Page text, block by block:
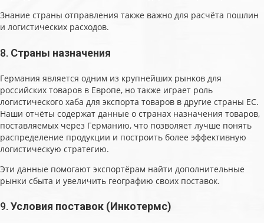
Знание страны отправления также важно для расчёта пошлин
и логистических расходов.
8. Страны назначения
Германия является одним из крупнейших рынков для
российских товаров в Европе, но также играет роль
логистического хаба для экспорта товаров в другие страны ЕС.
Наши отчёты содержат данные о странах назначения товаров,
поставляемых через Германию, что позволяет лучше понять
распределение продукции и построить более эффективную
логистическую стратегию.
Эти данные помогают экспортёрам найти дополнительные
рынки сбыта и увеличить географию своих поставок.
9. Условия поставок (Инкотермс)